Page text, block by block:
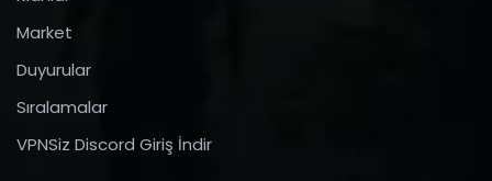
Market
Duyurular
Sıralamalar
VPNSiz Discord Giriş İndir